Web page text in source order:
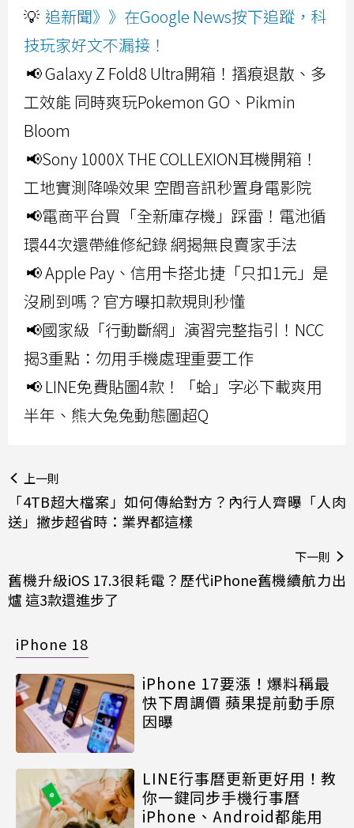
💡 追新聞》》在Google News按下追蹤，科
技玩家好文不漏接！
📢 Galaxy Z Fold8 Ultra開箱！摺痕退散、多
工效能 同時爽玩Pokemon GO、Pikmin
Bloom
📢Sony 1000X THE COLLEXION耳機開箱！
工地實測降噪效果 空間音訊秒置身電影院
📢電商平台買「全新庫存機」踩雷！電池循
環44次還帶維修紀錄 網揭無良賣家手法
📢 Apple Pay、信用卡搭北捷「只扣1元」是
沒刷到嗎？官方曝扣款規則秒懂
📢國家級「行動斷網」演習完整指引！NCC
揭3重點：勿用手機處理重要工作
📢 LINE免費貼圖4款！「蛤」字必下載爽用
半年、熊大兔兔動態圖超Q
上一則
「4TB超大檔案」如何傳給對方？內行人齊曝「人肉
送」撇步超省時：業界都這樣
下一則
舊機升級iOS 17.3很耗電？歷代iPhone舊機續航力出
爐 這3款還進步了
iPhone 18
iPhone 17要漲！爆料稱最
快下周調價 蘋果提前動手原
因曝
LINE行事曆更新更好用！教
你一鍵同步手機行事曆
iPhone、Android都能用